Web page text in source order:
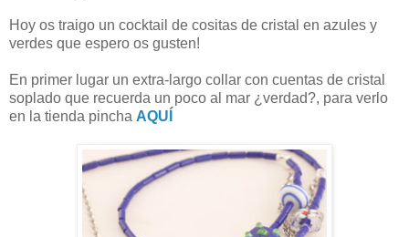
Hoy os traigo un cocktail de cositas de cristal en azules y
verdes que espero os gusten!
En primer lugar un extra-largo collar con cuentas de cristal
soplado que recuerda un poco al mar ¿verdad?, para verlo
en la tienda pincha AQUÍ